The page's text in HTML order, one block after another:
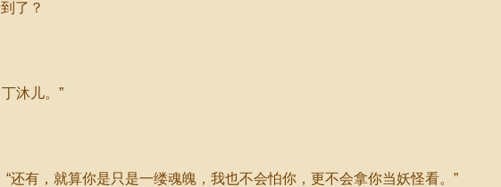
了？
沐儿。”
有，就算你是只是一缕魂魄，我也不会怕你，更不会拿你当妖怪看。”